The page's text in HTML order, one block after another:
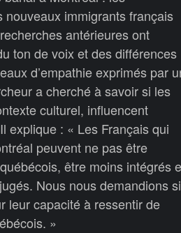
nouveaux immigrants français
antérieures ont
ton de voix et des différences
d’empathie exprimés par
a cherché à savoir si les
culturel, influencent
explique : « Les Français qui
peuvent ne pas être
être moins intégrés
Nous nous demandions si
leur capacité à ressentir de
»